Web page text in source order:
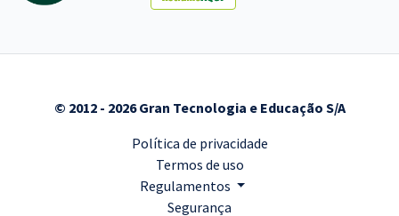
© 2012 - 2026 Gran Tecnologia e Educação S/A
Política de privacidade
Termos de uso
Regulamentos
Segurança